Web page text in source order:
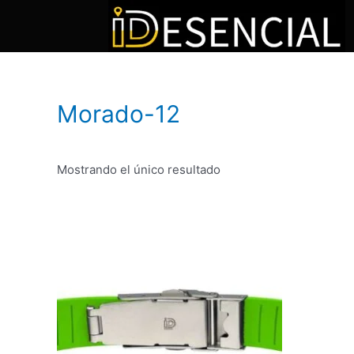
Morado-12
Mostrando el único resultado